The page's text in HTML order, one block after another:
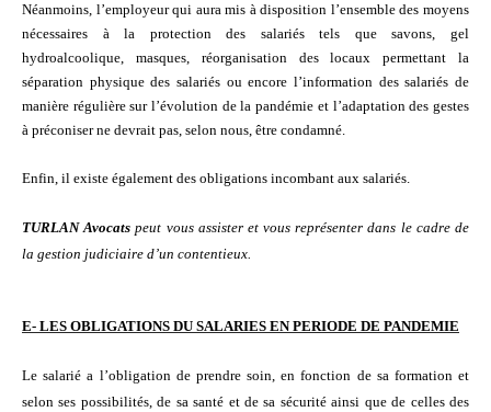
Néanmoins, l’employeur qui aura mis à disposition l’ensemble des moyens
nécessaires à la protection des salariés tels que savons, gel
hydroalcoolique, masques, réorganisation des locaux permettant la
séparation physique des salariés ou encore l’information des salariés de
manière régulière sur l’évolution de la pandémie et l’adaptation des gestes
à préconiser ne devrait pas, selon nous, être condamné.
Enfin, il existe également des obligations incombant aux salariés.
TURLAN Avocats peut vous assister et vous représenter dans le cadre de
la gestion judiciaire d’un contentieux.
E- LES OBLIGATIONS DU SALARIES EN PERIODE DE PANDEMIE
Le salarié a l’obligation de prendre soin, en fonction de sa formation et
selon ses possibilités, de sa santé et de sa sécurité ainsi que de celles des